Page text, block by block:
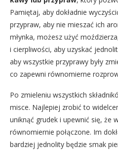
Pamiętaj, aby dokładnie
przypraw, aby nie mieszać ich
młynka, możesz użyć
i cierpliwości, aby uzyskać
aby wszystkie przyprawy były
co zapewni równomierne
Po zmieleniu wszystkich
misce. Najlepiej zrobić to
uniknąć grudek i upewnić się, że
równomiernie połączone. Im
bardziej jednolity będzie smak